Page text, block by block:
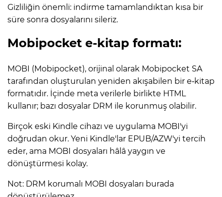
Gizliliğin önemli: indirme tamamlandıktan kısa bir
süre sonra dosyalarını sileriz.
Mobipocket e-kitap formatı:
MOBI (Mobipocket), orijinal olarak Mobipocket SA
tarafından oluşturulan yeniden akışabilen bir e‑kitap
formatıdır. İçinde meta verilerle birlikte HTML
kullanır; bazı dosyalar DRM ile korunmuş olabilir.
Birçok eski Kindle cihazı ve uygulama MOBI'yi
doğrudan okur. Yeni Kindle'lar EPUB/AZW'yi tercih
eder, ama MOBI dosyaları hâlâ yaygın ve
dönüştürmesi kolay.
Not: DRM korumalı MOBI dosyaları burada